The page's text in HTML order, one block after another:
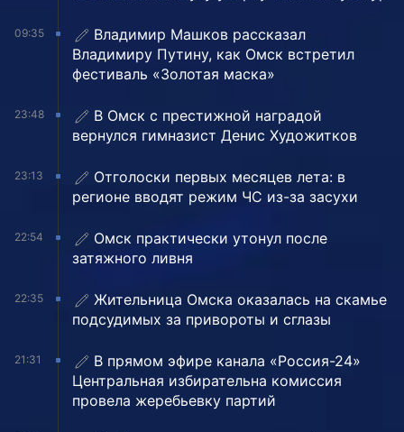
09:35
Владимир Машков рассказал
Владимиру Путину, как Омск встретил
фестиваль «Золотая маска»
23:48
В Омск с престижной наградой
вернулся гимназист Денис Художитков
23:13
Отголоски первых месяцев лета: в
регионе вводят режим ЧС из-за засухи
22:54
Омск практически утонул после
затяжного ливня
22:35
Жительница Омска оказалась на скамье
подсудимых за привороты и сглазы
21:31
В прямом эфире канала «Россия-24»
Центральная избирательна комиссия
провела жеребьевку партий